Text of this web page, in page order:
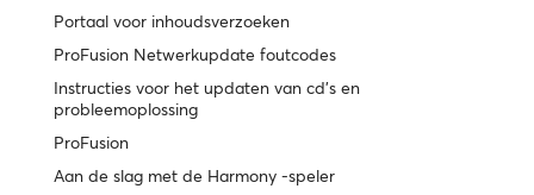
Portaal voor inhoudsverzoeken
ProFusion Netwerkupdate foutcodes
Instructies voor het updaten van cd's en
probleemoplossing
ProFusion
Aan de slag met de Harmony -speler